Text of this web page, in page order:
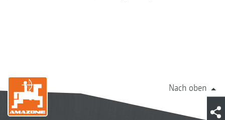
Nach oben